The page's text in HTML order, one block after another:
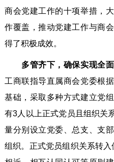
商会党建工作的十项举措，
作覆盖，推动党建工作与商
得了积极成效。
多管齐下，确保实现全面
工商联指导直属商会党委根
基础，采取多种方式建立党
有3人以上正式党员且组织关
量分别设立党委、总支、支
组织。正式党员组织关系转